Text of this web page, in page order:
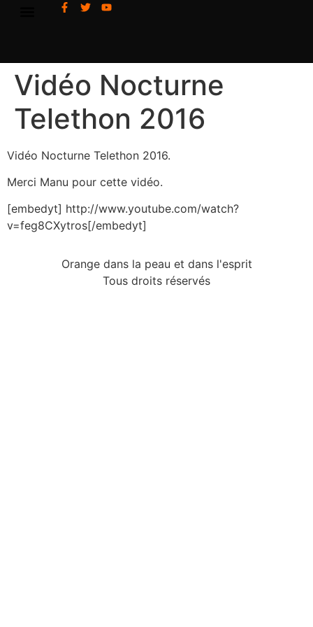
Vidéo Nocturne
Telethon 2016
Vidéo Nocturne Telethon 2016.
Merci Manu pour cette vidéo.
[embedyt] http://www.youtube.com/watch?
v=feg8CXytros[/embedyt]
Orange dans la peau et dans l'esprit
Tous droits réservés